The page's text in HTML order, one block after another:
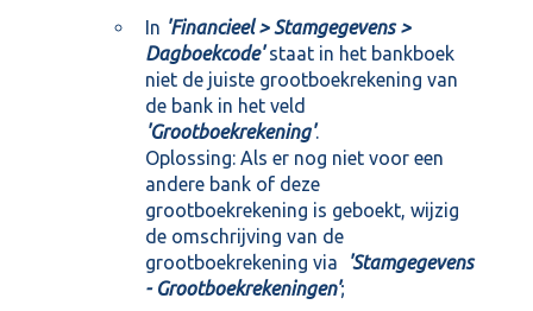
In 'Financieel > Stamgegevens >
Dagboekcode'staat in het bankboek
niet de juiste grootboekrekening van
de bank in het veld
'Grootboekrekening'.
Oplossing: Als er nog niet voor een
andere bank of deze
grootboekrekening is geboekt, wijzig
de omschrijving van de
grootboekrekening via
'Stamgegevens
- Grootboekrekeningen';